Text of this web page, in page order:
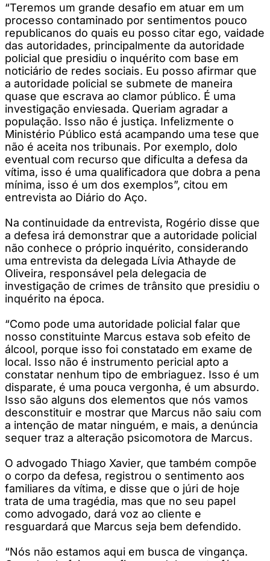
“Teremos um grande desafio em atuar em um
processo contaminado por sentimentos pouco
republicanos do quais eu posso citar ego, vaidade
das autoridades, principalmente da autoridade
policial que presidiu o inquérito com base em
noticiário de redes sociais. Eu posso afirmar que
a autoridade policial se submete de maneira
quase que escrava ao clamor público. É uma
investigação enviesada. Queriam agradar a
população. Isso não é justiça. Infelizmente o
Ministério Público está acampando uma tese que
não é aceita nos tribunais. Por exemplo, dolo
eventual com recurso que dificulta a defesa da
vítima, isso é uma qualificadora que dobra a pena
mínima, isso é um dos exemplos”, citou em
entrevista ao Diário do Aço.
Na continuidade da entrevista, Rogério disse que
a defesa irá demonstrar que a autoridade policial
não conhece o próprio inquérito, considerando
uma entrevista da delegada Lívia Athayde de
Oliveira, responsável pela delegacia de
investigação de crimes de trânsito que presidiu o
inquérito na época.
“Como pode uma autoridade policial falar que
nosso constituinte Marcus estava sob efeito de
álcool, porque isso foi constatado em exame de
local. Isso não é instrumento pericial apto a
constatar nenhum tipo de embriaguez. Isso é um
disparate, é uma pouca vergonha, é um absurdo.
Isso são alguns dos elementos que nós vamos
desconstituir e mostrar que Marcus não saiu com
a intenção de matar ninguém, e mais, a denúncia
sequer traz a alteração psicomotora de Marcus.
O advogado Thiago Xavier, que também compõe
o corpo da defesa, registrou o sentimento aos
familiares da vítima, e disse que o júri de hoje
trata de uma tragédia, mas que no seu papel
como advogado, dará voz ao cliente e
resguardará que Marcus seja bem defendido.
“Nós não estamos aqui em busca de vingança.